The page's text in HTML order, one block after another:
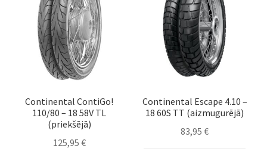
Continental ContiGo!
110/80 – 18 58V TL
(priekšējā)
125,95 €
Continental Escape 4.10 –
18 60S TT (aizmugurējā)
83,95€